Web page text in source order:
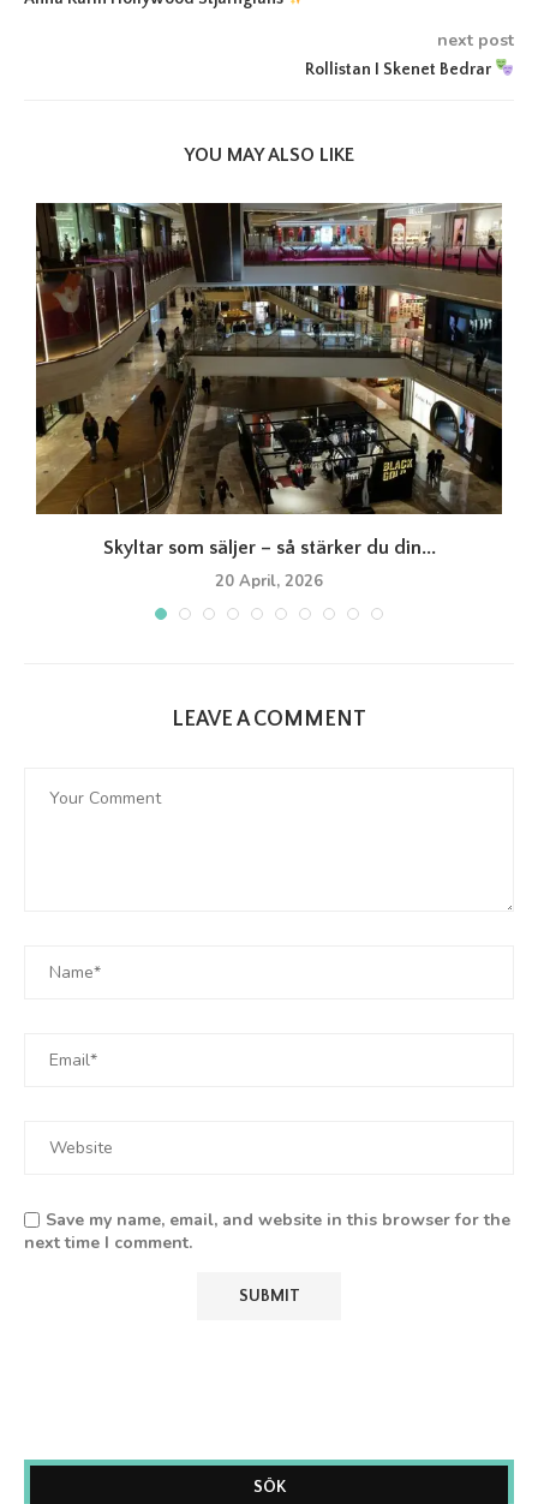
next post
Rollistan I Skenet Bedrar
YOU MAY ALSO LIKE
Skyltar som säljer – så stärker du din...
20 April, 2026
LEAVE A COMMENT
Save my name, email, and website in this browser for the
next time I comment.
SÖK